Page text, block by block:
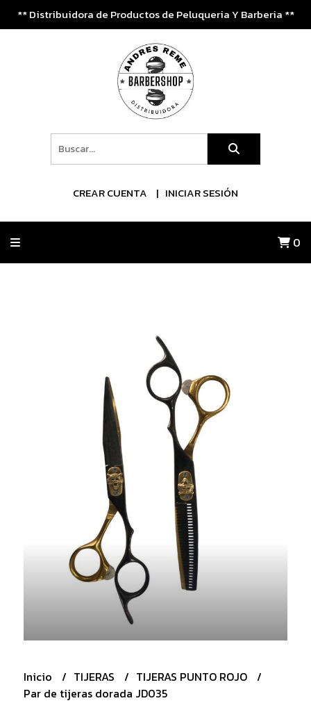
** Distribuidora de Productos de Peluqueria Y Barberia **
CREAR CUENTA INICIAR SESIÓN
0
Inicio TIJERAS
TIJERAS PUNTO ROJO
Par de tijeras dorada JD035